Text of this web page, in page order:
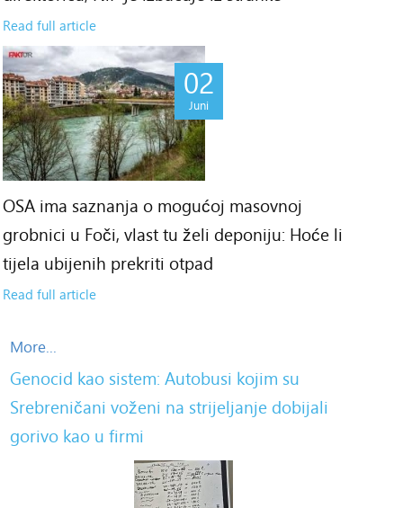
Read full article
02
Juni
OSA ima saznanja o mogućoj masovnoj
grobnici u Foči, vlast tu želi deponiju: Hoće li
tijela ubijenih prekriti otpad
Read full article
More...
Genocid kao sistem: Autobusi kojim su
Srebreničani voženi na strijeljanje dobijali
gorivo kao u firmi